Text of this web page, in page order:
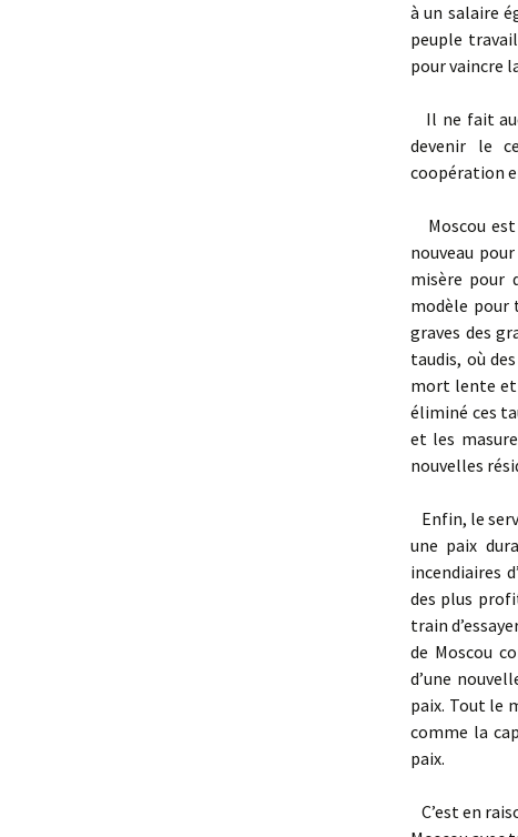
à un salaire
peuple
pour vaincre
Il ne fait
devenir le
coopération
Moscou
nouveau
misère pour
modèle pour
graves des
taudis, où
mort lente et
éliminé ces
et les
nouvelles
Enfin, le
une paix
incendiaires
des plus
train
de Moscou
d’une
paix. Tout le
comme la
paix.
C’est en